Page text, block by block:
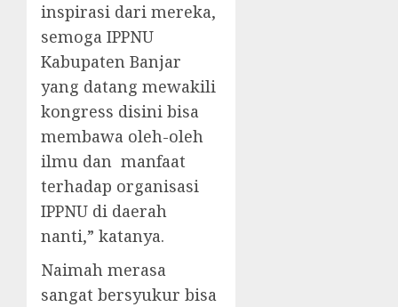
inspirasi dari mereka,
semoga IPPNU
Kabupaten Banjar
yang datang mewakili
kongress disini bisa
membawa oleh-oleh
ilmu dan manfaat
terhadap organisasi
IPPNU di daerah
nanti,” katanya.
Naimah merasa
sangat bersyukur bisa